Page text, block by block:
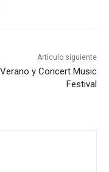
Artículo siguiente
Verano y Concert Music
Festival